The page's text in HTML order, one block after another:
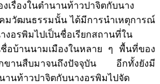
เรื่องในตำนานท้าวปาจิตกับนาง
มวัฒนธรรมนั้น ได้มีการนำเหตุการณ์
อรพิมไปเป็นชื่อเรียกสถานที่ใน
อบ้านนามเมืองในหลาย ๆ พื้นที่ของ
กขานสืบมาจนถึงปัจจุบัน อีกทั้งยังมี
านท้าวปาจิตกับนางอรพิมไปจัด